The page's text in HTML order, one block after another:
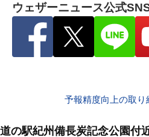
ウェザーニュース公式
予報精度向上の取り
道の駅紀州備長炭記念公園付